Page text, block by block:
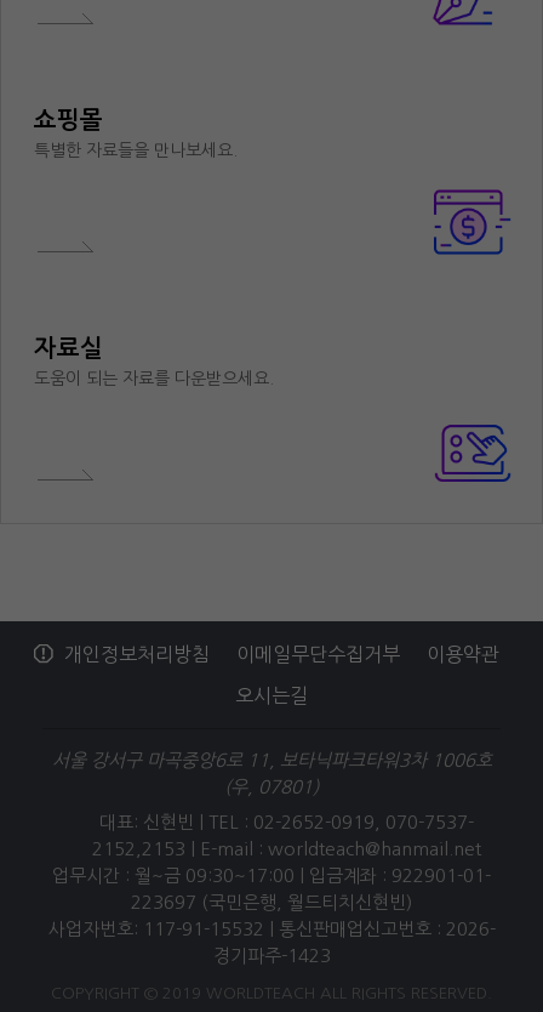
쇼핑몰
특별한 자료들을 만나보세요.
자료실
도움이 되는 자료를 다운받으세요.
개인정보처리방침 이메일무단수집거부 이용약관
오시는길
서울 강서구 마곡중앙6로 11, 보타닉파크타워3차 1006호
(우, 07801)
대표: 신현빈 | TEL : 02-2652-0919, 070-7537-
2152,2153 |
E-mail : worldteach@hanmail.net
업무시간 : 월~금 09:30~17:00 | 입금계좌 : 922901-01-
223697 (국민은행, 월드티치신현빈)
사업자번호: 117-91-15532 | 통신판매업신고번호 : 2026-
경기파주-1423
COPYRIGHT © 2019 WORLDTEACH ALL RIGHTS RESERVED.